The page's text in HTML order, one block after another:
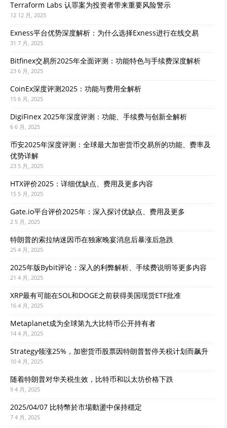
Terraform Labs 认罪案为投资者带来重要风险警示
12 12 月, 2025
Exness平台优势深度解析：为什么选择Exness进行在线交易
31 7 月, 2025
Bitfinex交易所2025年全面评测：功能特色与手续费深度解析
23 6 月, 2025
CoinEx深度评测2025：功能与费用全解析
15 6 月, 2025
DigiFinex 2025年深度评测：功能、手续费与创新全解析
6 6 月, 2025
币安2025年深度评测：全球最大加密货币交易所的功能、费率及
优势详解
23 5 月, 2025
HTX评价2025：详细优缺点、费用及更多内容
15 5 月, 2025
Gate.io平台评价2025年：深入探讨优缺点、费用及更多
2 5 月, 2025
特朗普的索拉纳迷因币在独家晚宴消息后暴涨后急跌
25 4 月, 2025
2025年版Bybit评论：深入的利弊解析、手续费说明等更多内容
21 4 月, 2025
XRP最有可能在SOL和DOGE之前获得美国现货ETF批准
16 4 月, 2025
Metaplanet成为全球第九大比特币公开持有者
14 4 月, 2025
Strategy领涨25%，加密货币股票因特朗普暂停关税计划而飙升
10 4 月, 2025
随着特朗普对华关税生效，比特币和以太坊价格下跌
9 4 月, 2025
2025/04/07 比特幣於市場動盪中保持穩定
7 4 月, 2025